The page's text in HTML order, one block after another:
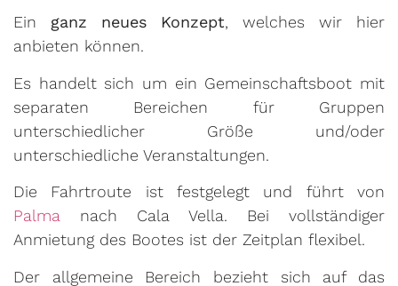
Ein ganz neues Konzept, welches wir hier
anbieten können.
Es handelt sich um ein Gemeinschaftsboot mit
separaten Bereichen für Gruppen
unterschiedlicher Größe und/oder
unterschiedliche Veranstaltungen.
Die Fahrtroute ist festgelegt und führt von
Palma nach Cala Vella. Bei vollständiger
Anmietung des Bootes ist der Zeitplan flexibel.
Der allgemeine Bereich bezieht sich auf das